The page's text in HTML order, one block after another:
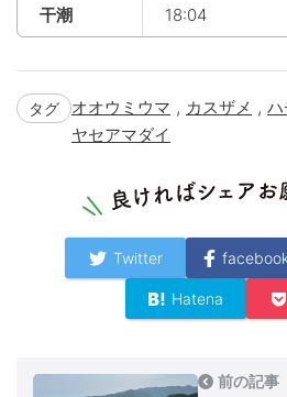
干潮 18:04
タグ オオウミウマ , カスザメ ,
ヤセアマダイ
Twitter
Hatena
前の記事